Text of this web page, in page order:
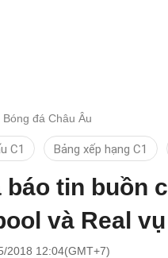
Bóng đá Châu Âu
C1 Bảng xếp hạng C1
báo tin buồn
và Real
2018 12:04(GMT+7)